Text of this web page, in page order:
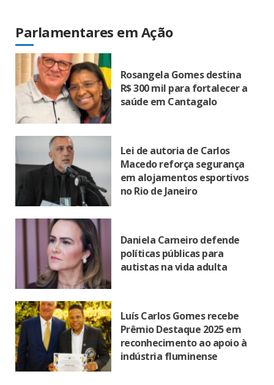
Parlamentares em Ação
Rosangela Gomes destina
R$ 300 mil para fortalecer a
saúde em Cantagalo
Lei de autoria de Carlos
Macedo reforça segurança
em alojamentos esportivos
no Rio de Janeiro
Daniela Carneiro defende
políticas públicas para
autistas na vida adulta
Luís Carlos Gomes recebe
Prêmio Destaque 2025 em
reconhecimento ao apoio à
indústria fluminense